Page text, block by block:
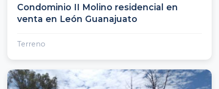
Condominio II Molino residencial en
venta en León Guanajuato
Terreno